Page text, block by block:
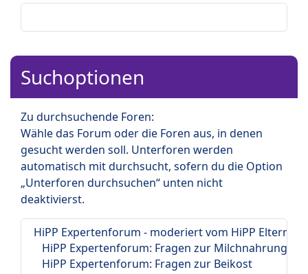
Suchoptionen
Zu durchsuchende Foren:
Wähle das Forum oder die Foren aus, in denen
gesucht werden soll. Unterforen werden
automatisch mit durchsucht, sofern du die Option
„Unterforen durchsuchen“ unten nicht
deaktivierst.